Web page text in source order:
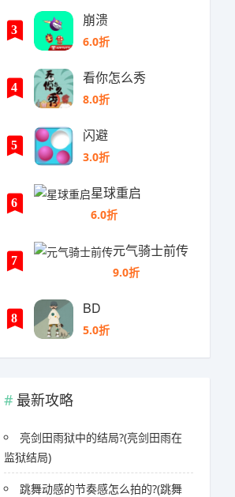
3
崩溃
6.0折
4
看你怎么秀
8.0折
5
闪避
3.0折
6
星球重启
6.0折
7
元气骑士前传
9.0折
8
BD
5.0折
最新攻略
亮剑田雨狱中的结局?(亮剑田雨在
监狱结局)
跳舞动感的节奏感怎么拍的?(跳舞